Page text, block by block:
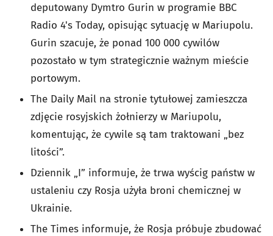
deputowany Dymtro Gurin w programie BBC
Radio 4's Today, opisując sytuację w Mariupolu.
Gurin szacuje, że ponad 100 000 cywilów
pozostało w tym strategicznie ważnym mieście
portowym.
The Daily Mail na stronie tytułowej zamieszcza
zdjęcie rosyjskich żołnierzy w Mariupolu,
komentując, że cywile są tam traktowani „bez
litości”.
Dziennik „I” informuje, że trwa wyścig państw w
ustaleniu czy Rosja użyła broni chemicznej w
Ukrainie.
The Times informuje, że Rosja próbuje zbudować